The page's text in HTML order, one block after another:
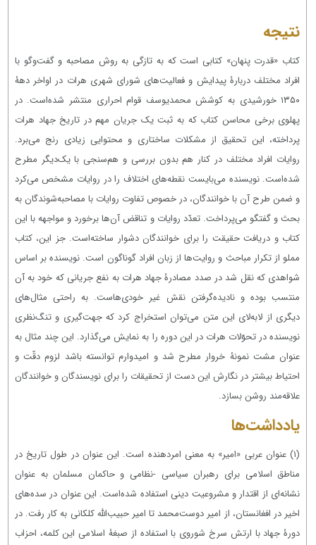
نتیجه
کتاب «قدرت پنهان» کتابی است که به تازگی به روش مصاحبه و گفت‌وگو با
افراد مختلف دربارۀ پیدایش و فعالیت‌های شورای شهری هرات در اواخر دهۀ
۱۳۵۰ خورشیدی به کوشش محمدیوسف قوام احراری منتشر شده‌است. در
پهلوی برخی محاسن کتاب که به ثبت یک جریان مهم در تاریخ جهاد هرات
پرداخته، این تحقیق از مشکلات ساختاری و محتوایی زیادی رنج می‌برد.
روایات افراد مختلف در کنار هم بدون بررسی و هم‌سنجی با یک‌دیگر مطرح
شده‌است. نویسنده می‌بایست نقطه‌های اختلاف را در روایات مشخص می‌کرد
و ضمن طرح آن با خوانندگان، در خصوص تفاوت روایات با مصاحبه‌شوندگان به
بحث و گفتگو می‌پرداخت. تعدّد روایات و تناقض آن‌ها برخورد و مواجهه با این
کتاب و دریافت حقیقت را برای خوانندگان دشوار ساخته‌است. جز این، کتاب
مملو از تکرار مباحث و روایت‌ها از زبان افراد گوناگون است. نویسنده بر اساس
شواهدی که نقل شد در صدد مصادرۀ جهاد هرات به نفع جریانی که خود به آن
منتسب بوده و نادیده‌گرفتن نقش غیر خودی‌هاست. به راحتی مثال‌های
دیگری از لابه‌لای این متن می‌توان استخراج کرد که جهت‌گیری و تنگ‌نظری
نویسنده در تحوّلات هرات در این دوره را به نمایش می‌گذارد. این چند مثال به
عنوان مشت نمونۀ خروار مطرح شد و امیدوارم توانسته باشد لزوم دقّت و
احتیاط بیشتر در نگارش این دست از تحقیقات را برای نویسندگان و خوانندگان
علاقه‌مند روشن بسازد.
یادداشت‌ها
(۱) عنوان عربی «امیر» به معنی امردهنده است. این عنوان در طول تاریخ در
مناطق اسلامی برای رهبران سیاسی -نظامی و حاکمان مسلمان به عنوان
نشانه‌ای از اقتدار و مشروعیت دینی استفاده شده‌است. این عنوان در سده‌های
اخیر در افغانستان، از امیر دوست‌محمد تا امیر حبیب‌الله کلکانی به کار رفت. در
دورۀ جهاد با ارتش سرخ شوروی با استفاده از صبغۀ اسلامی این کلمه، احزاب